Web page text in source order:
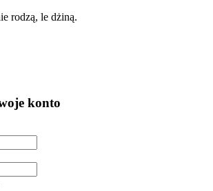
rodzą, le dżiną.
konto